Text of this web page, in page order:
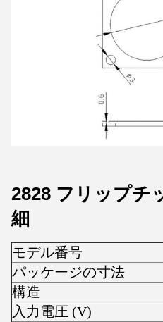
2828 フリップチ
細
モデル番号
パッケージの寸法
構造
入力電圧 (V)